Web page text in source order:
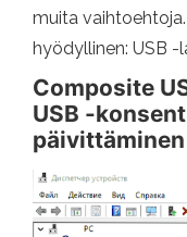
muita
hyödyllinen: USB
Composite
USB -
päivittäminen